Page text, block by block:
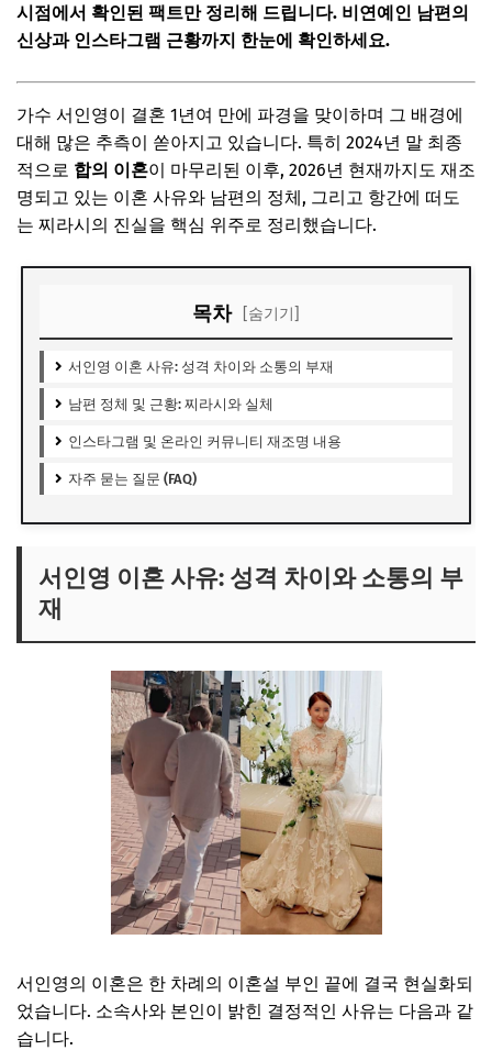
시점에서 확인된 팩트만 정리해 드립니다. 비연예인 남편의
신상과 인스타그램 근황까지 한눈에 확인하세요.
가수 서인영이 결혼 1년여 만에 파경을 맞이하며 그 배경에
대해 많은 추측이 쏟아지고 있습니다. 특히 2024년 말 최종
적으로 합의 이혼이 마무리된 이후, 2026년 현재까지도 재조
명되고 있는 이혼 사유와 남편의 정체, 그리고 항간에 떠도
는 찌라시의 진실을 핵심 위주로 정리했습니다.
목차 [숨기기]
서인영 이혼 사유: 성격 차이와 소통의 부재
남편 정체 및 근황: 찌라시와 실체
인스타그램 및 온라인 커뮤니티 재조명 내용
자주 묻는 질문 (FAQ)
서인영 이혼 사유: 성격 차이와 소통의 부
재
서인영의 이혼은 한 차례의 이혼설 부인 끝에 결국 현실화되
었습니다. 소속사와 본인이 밝힌 결정적인 사유는 다음과 같
습니다.